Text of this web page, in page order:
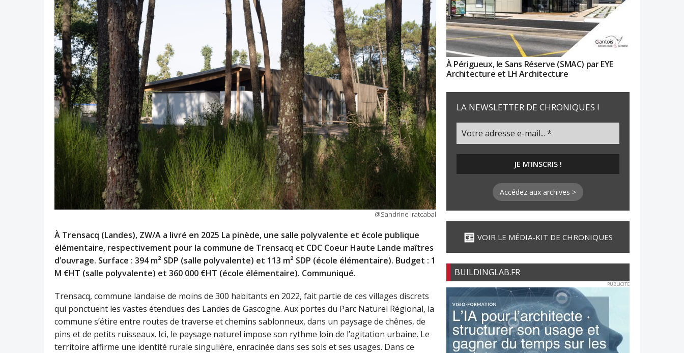
@Sandrine Iratcabal
À Trensacq (Landes), ZW/A a livré en 2025 La pinède, une salle polyvalente et école publique
élémentaire, respectivement pour la commune de Trensacq et CDC Coeur Haute Lande maîtres
d’ouvrage. Surface : 394 m² SDP (salle polyvalente) et 113 m² SDP (école élémentaire). Budget : 1
M €HT (salle polyvalente) et 360 000 €HT (école élémentaire). Communiqué.
Trensacq, commune landaise de moins de 300 habitants en 2022, fait partie de ces villages discrets
qui ponctuent les vastes étendues des Landes de Gascogne. Aux portes du Parc Naturel Régional, la
commune s’étire entre routes de traverse et chemins sablonneux, dans un paysage de chênes, de
pins et de petits ruisseaux. Ici, le paysage naturel impose son rythme loin de l’agitation urbaine. Le
territoire affirme une identité rurale singulière, enracinée dans ses sols et ses usages. Dans ce
À Périgueux, le Sans Réserve (SMAC) par EYE
Architecture et LH Architecture
LA NEWSLETTER DE CHRONIQUES !
Accédez aux archives >
VOIR LE MÉDIA-KIT DE CHRONIQUES
BUILDINGLAB.FR
PUBLICITE